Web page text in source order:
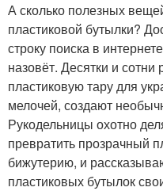
А сколько полезных
пластиковой бутылки?
строку поиска в
назовёт. Десятки и
пластиковую тару для
мелочей, создают
Рукодельницы охотно
превратить прозрачный
бижутерию, и
пластиковых бутылок